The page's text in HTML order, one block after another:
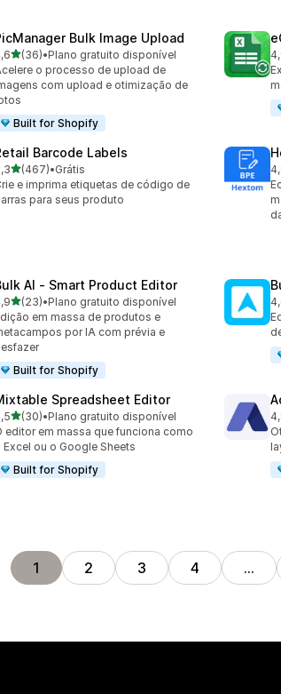
Bulk Image Upload
de 5 estrelas
(36)
avaliações ao todo
•Plano gratuito disponível
o processo de upload de
com upload e otimização de
Built for Shopify
Barcode Labels
de 5 estrelas
(467)
avaliações ao todo
•Grátis
e imprima etiquetas de código de
para seus produto
AI ‑ Smart Product Editor
de 5 estrelas
(23)
avaliações ao todo
•Plano gratuito disponível
em massa de produtos e
por IA com prévia e
Built for Shopify
Spreadsheet Editor
de 5 estrelas
(30)
avaliações ao todo
•Plano gratuito disponível
editor em massa que funciona como
Excel ou o Google Sheets
Built for Shopify
1 2 3 4 …